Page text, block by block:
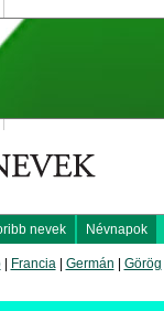
nevek Névnapok
| Francia| Germán Görög